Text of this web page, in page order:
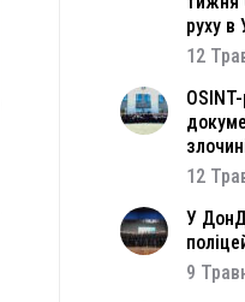
руху в
12
12
У
9